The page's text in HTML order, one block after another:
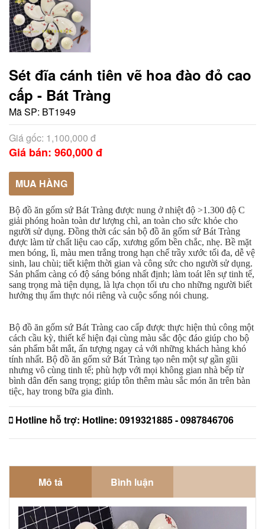
Sét đĩa cánh tiên vẽ hoa đào đỏ cao
cấp - Bát Tràng
Mã SP: BT1949
Giá gốc: 1,100,000 đ
Giá bán: 960,000 đ
MUA HÀNG
Bộ đồ ăn gốm sứ Bát Tràng được nung ở nhiệt độ >1.300 độ C
giải phóng hoàn toàn dư lượng chì, an toàn cho sức khỏe cho
người sử dụng. Đồng thời các sản bộ đồ ăn gốm sứ Bát Tràng
được làm từ chất liệu cao cấp, xương gốm bền chắc, nhẹ. Bề mặt
men bóng, lì, màu men trắng trong hạn chế trầy xước tối đa, dễ vệ
sinh, lau chùi; tiết kiệm thời gian và công sức cho người sử dụng.
Sản phẩm càng có độ sáng bóng nhất định; làm toát lên sự tinh tế,
sang trọng mà tiện dụng, là lựa chọn tối ưu cho những người biết
hưởng thụ ẩm thực nói riêng và cuộc sống nói chung.
Bộ đồ ăn gốm sứ Bát Tràng cao cấp được thực hiện thủ công một
cách cầu kỳ, thiết kế hiện đại cùng màu sắc độc đáo giúp cho bộ
sản phẩm bắt mắt, ấn tượng ngay cả với những khách hàng khó
tính nhất. Bộ đồ ăn gốm sứ Bát Tràng tạo nên một sự gần gũi
nhưng vô cùng tinh tế; phù hợp với mọi không gian nhà bếp từ
bình dân đến sang trọng; giúp tôn thêm màu sắc món ăn trên bàn
tiệc, hay trong bữa gia đình.
Hotline hỗ trợ: Hotline: 0919321885 - 0987846706
Mô tả Bình luận